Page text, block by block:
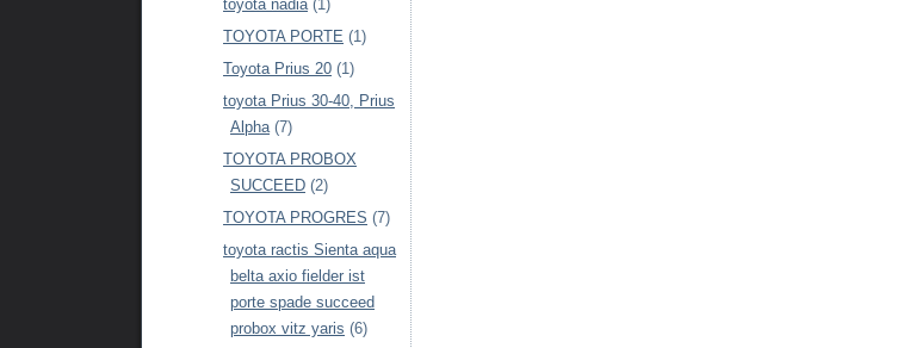
toyota nadia (1)
TOYOTA PORTE (1)
Toyota Prius 20 (1)
toyota Prius 30-40, Prius
Alpha (7)
TOYOTA PROBOX
SUCCEED (2)
TOYOTA PROGRES (7)
toyota ractis Sienta aqua
belta axio fielder ist
porte spade succeed
probox vitz yaris (6)